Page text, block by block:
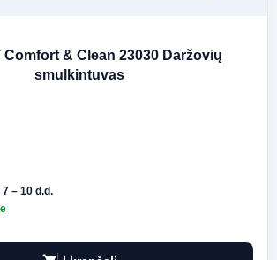
Comfort & Clean 23030 Daržovių
smulkintuvas
– 10 d.d.